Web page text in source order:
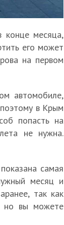
конце месяца,
его может
на первом
автомобиле,
в Крым
попасть на
не нужна.
самая
месяц и
так как
но вы можете